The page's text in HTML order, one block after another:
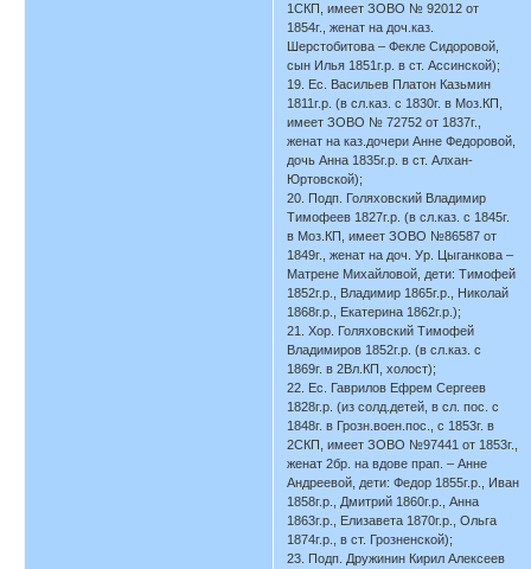
1СКП, имеет ЗОВО № 92012 от
1854г., женат на доч.каз.
Шерстобитова – Фекле Сидоровой,
сын Илья 1851г.р. в ст. Ассинской);
19. Ес. Васильев Платон Казьмин
1811г.р. (в сл.каз. с 1830г. в Моз.КП,
имеет ЗОВО № 72752 от 1837г.,
женат на каз.дочери Анне Федоровой,
дочь Анна 1835г.р. в ст. Алхан-
Юртовской);
20. Подп. Голяховский Владимир
Тимофеев 1827г.р. (в сл.каз. с 1845г.
в Моз.КП, имеет ЗОВО №86587 от
1849г., женат на доч. Ур. Цыганкова –
Матрене Михайловой, дети: Тимофей
1852г.р., Владимир 1865г.р., Николай
1868г.р., Екатерина 1862г.р.);
21. Хор. Голяховский Тимофей
Владимиров 1852г.р. (в сл.каз. с
1869г. в 2Вл.КП, холост);
22. Ес. Гаврилов Ефрем Сергеев
1828г.р. (из солд.детей, в сл. пос. с
1848г. в Грозн.воен.пос., с 1853г. в
2СКП, имеет ЗОВО №97441 от 1853г.,
женат 2бр. на вдове прап. – Анне
Андреевой, дети: Федор 1855г.р., Иван
1858г.р., Дмитрий 1860г.р., Анна
1863г.р., Елизавета 1870г.р., Ольга
1874г.р., в ст. Грозненской);
23. Подп. Дружинин Кирил Алексеев